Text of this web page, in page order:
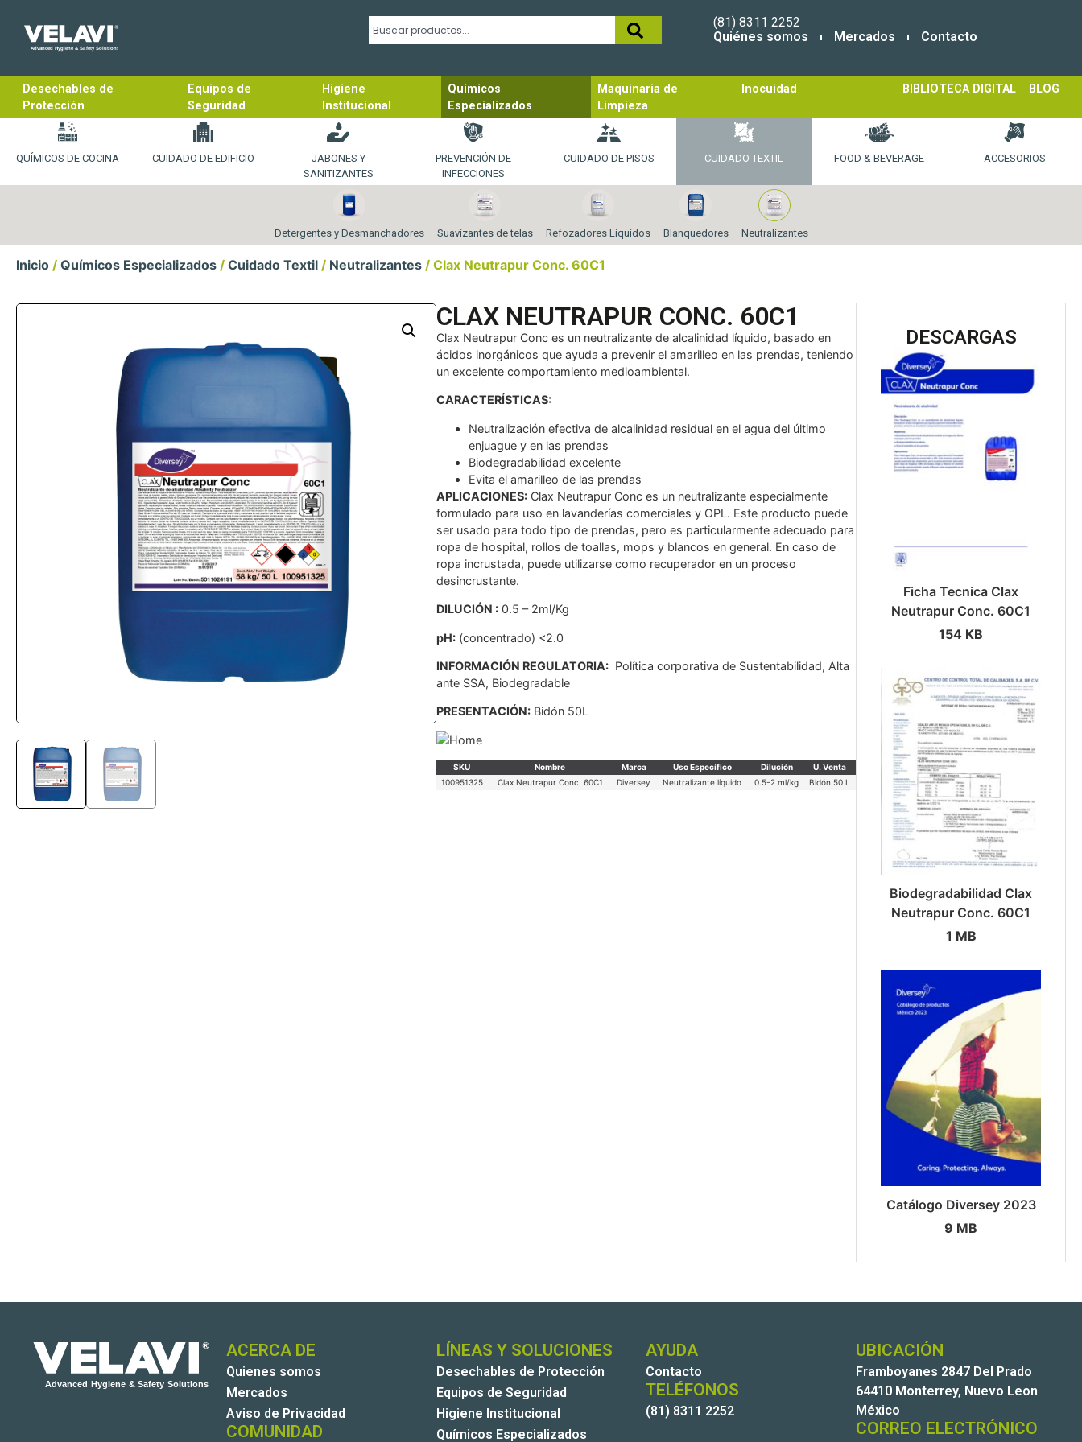
(81) 8311 2252
Quiénes somos
Mercados Contacto
Desechables de
Protección
Equipos de
Seguridad
Higiene
Institucional
Químicos
Especializados
Maquinaria de
Limpieza
Inocuidad BIBLIOTECA DIGITAL BLOG
QUÍMICOS DE COCINA CUIDADO DE EDIFICIO
JABONES Y
SANITIZANTES
PREVENCIÓN DE
INFECCIONES
CUIDADO DE PISOS CUIDADO TEXTIL FOOD & BEVERAGE ACCESORIOS
Detergentes y Desmanchadores Suavizantes de telas Refozadores Líquidos Blanquedores Neutralizantes
Inicio / Químicos Especializados / Cuidado Textil / Neutralizantes / Clax Neutrapur Conc. 60C1
CLAX NEUTRAPUR CONC. 60C1
Clax Neutrapur Conc es un neutralizante de alcalinidad líquido, basado en
ácidos inorgánicos que ayuda a prevenir el amarilleo en las prendas, teniendo
un excelente comportamiento medioambiental.
CARACTERÍSTICAS:
Neutralización efectiva de alcalinidad residual en el agua del último
enjuague y en las prendas
Biodegradabilidad excelente
Evita el amarilleo de las prendas
APLICACIONES:Clax Neutrapur Conc es un neutralizante especialmente
formulado para uso en lavanderías comerciales y OPL. Este producto puede
ser usado para todo tipo de prendas, pero es particularmente adecuado para
ropa de hospital, rollos de toallas, mops y blancos en general. En caso de
ropa incrustada, puede utilizarse como recuperador en un proceso
desincrustante.
DILUCIÓN :0.5 – 2ml/Kg
pH:(concentrado) <2.0
INFORMACIÓN REGULATORIA:Política corporativa de Sustentabilidad, Alta
ante SSA, Biodegradable
PRESENTACIÓN:Bidón 50L
SKU Nombre Marca Uso Específico Dilución
U. Venta
100951325
Clax Neutrapur Conc. 60C1 Diversey Neutralizante líquido 0.5-2 ml/kg Bidón 50 L
DESCARGAS
Ficha Tecnica Clax
Neutrapur Conc. 60C1
154 KB
Biodegradabilidad Clax
Neutrapur Conc. 60C1
1 MB
Catálogo Diversey 2023
9 MB
ACERCA DE
Quienes somos
Mercados
Aviso de Privacidad
COMUNIDAD
LÍNEAS Y SOLUCIONES
Desechables de Protección
Equipos de Seguridad
Higiene Institucional
Químicos Especializados
AYUDA
Contacto
TELÉFONOS
(81) 8311 2252
UBICACIÓN
Framboyanes 2847 Del Prado
64410 Monterrey, Nuevo Leon
México
CORREO ELECTRÓNICO